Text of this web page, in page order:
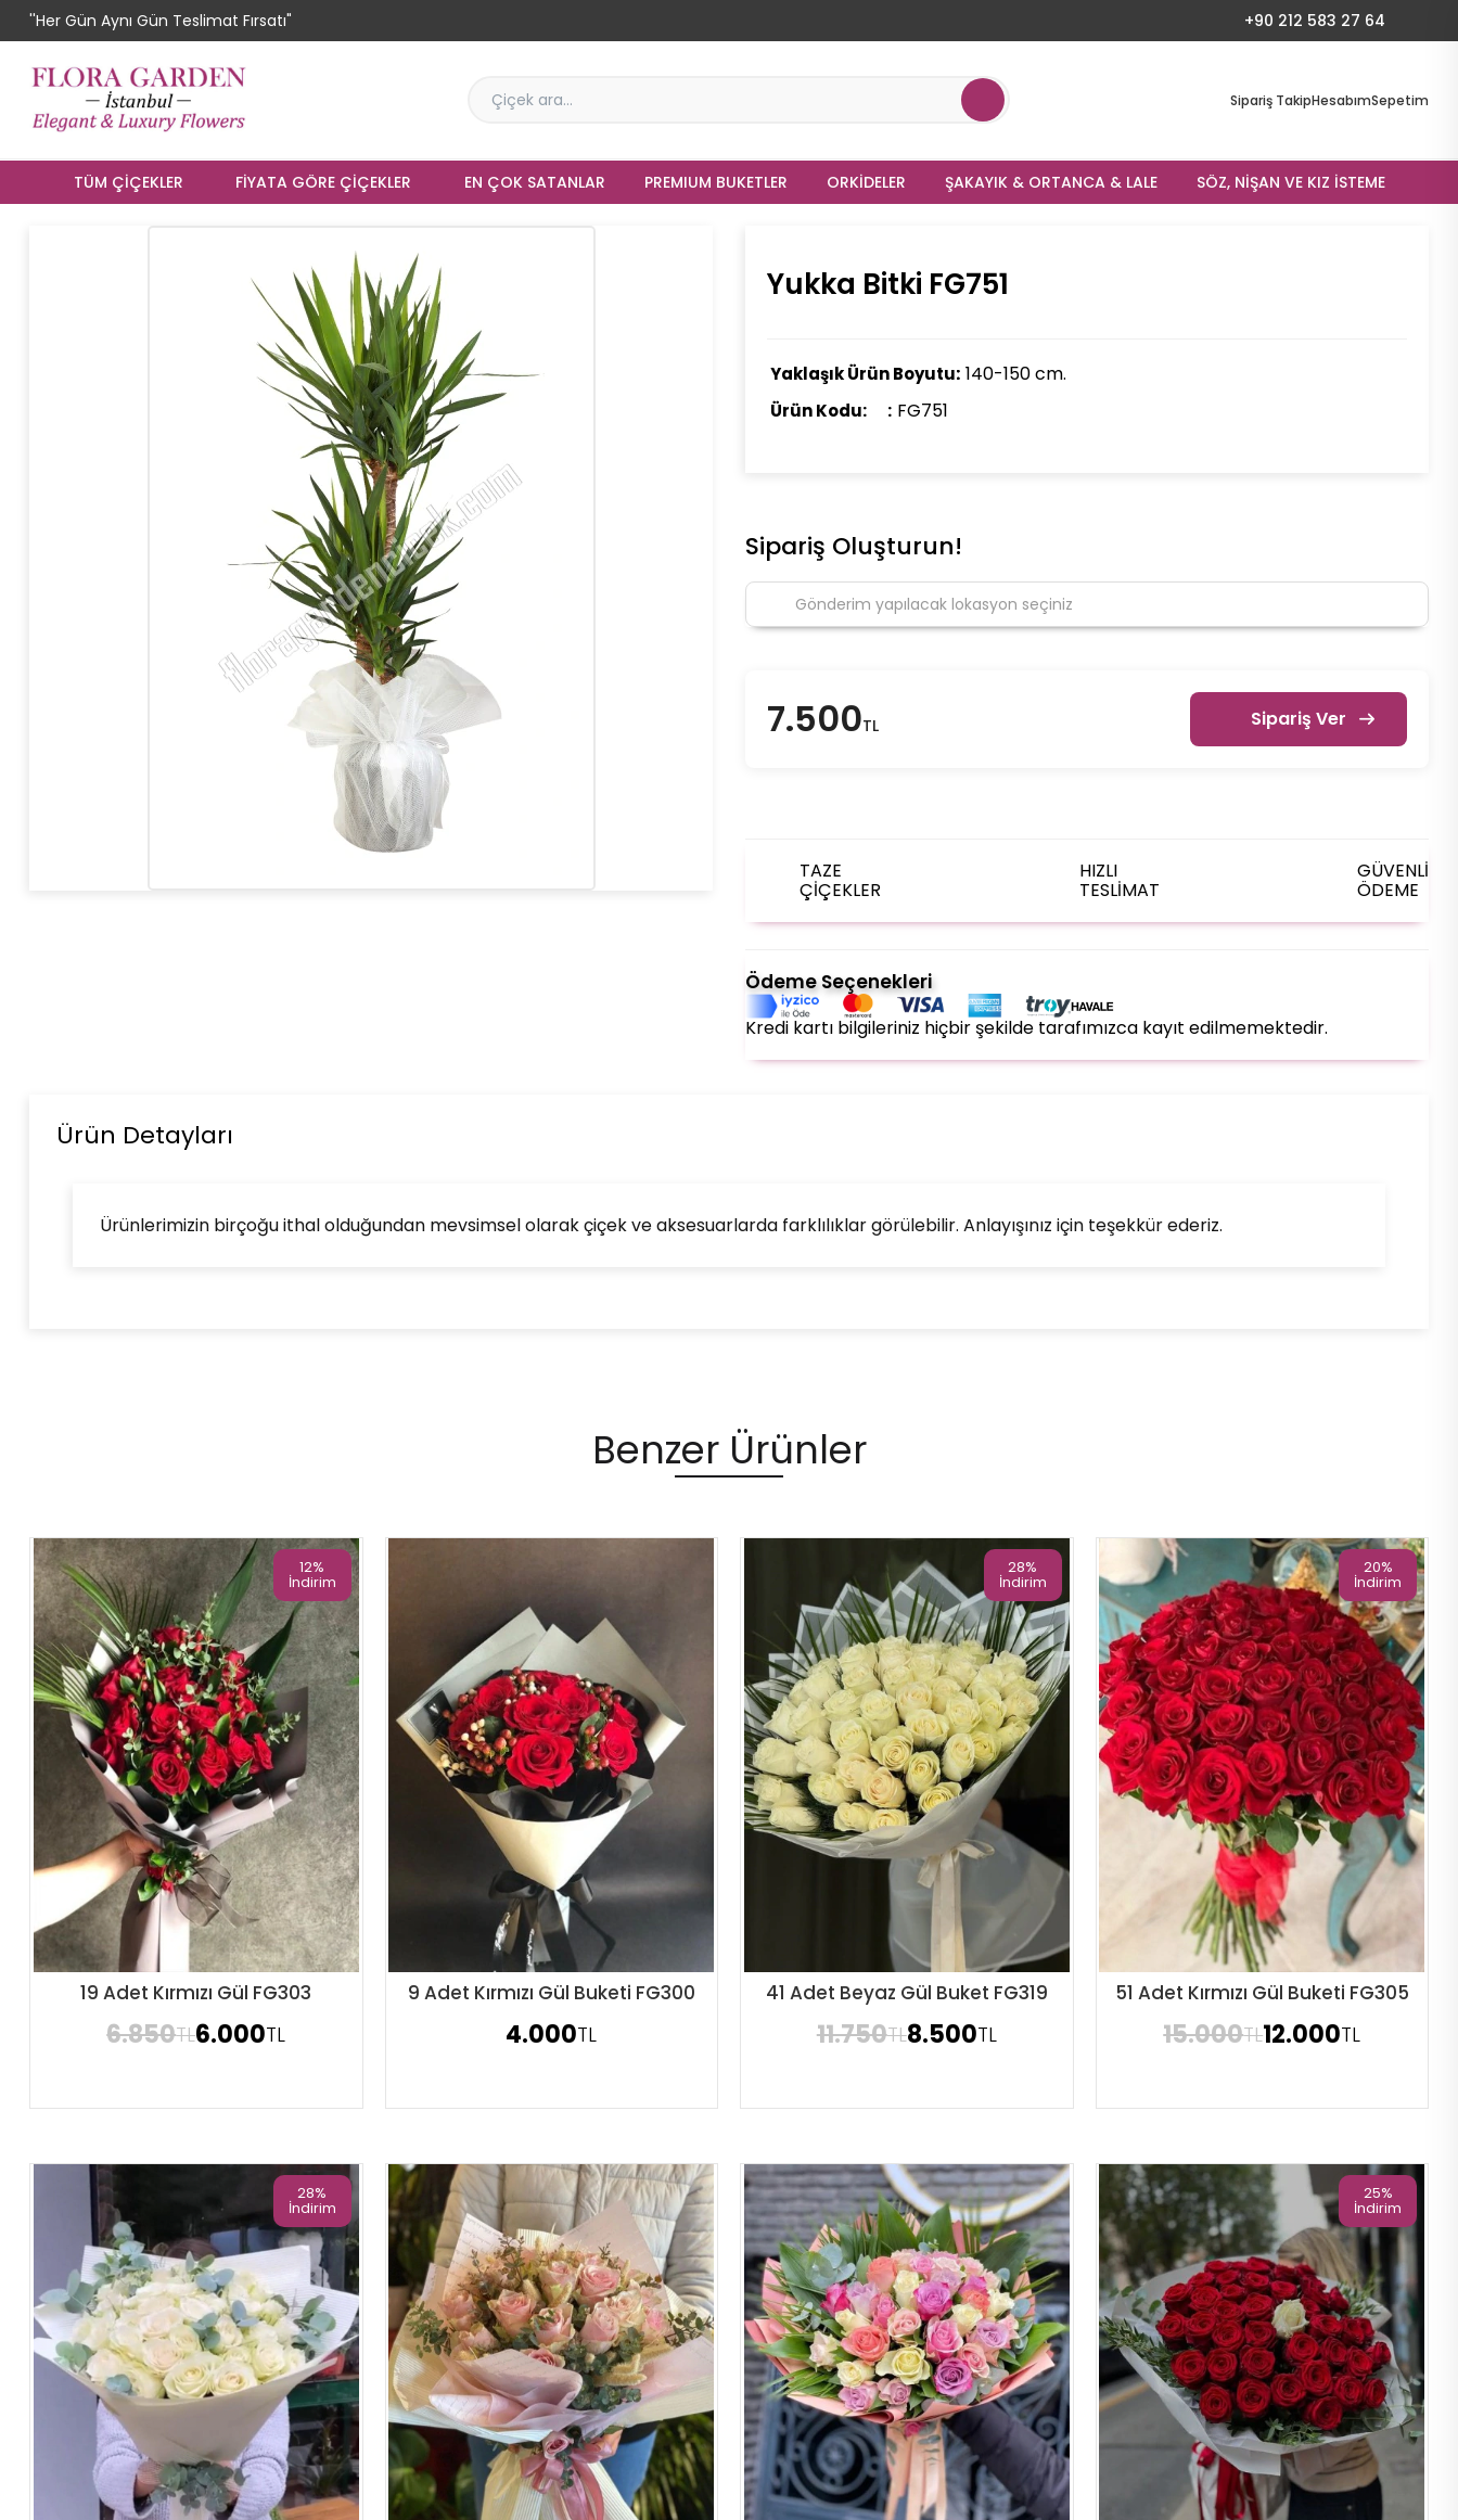
''Her Gün Aynı Gün Teslimat Fırsatı" +90 212 583 27 64
Sipariş TakipHesabımSepetim
TÜM ÇIÇEKLER FIYATA GÖRE ÇIÇEKLER EN ÇOK SATANLAR PREMIUM BUKETLER ORKIDELER ŞAKAYIK & ORTANCA & LALE SÖZ, NIŞAN VE KIZ İSTEME
Yukka Bitki FG751
Yaklaşık Ürün Boyutu: 140-150 cm.
Ürün Kodu: FG751
Sipariş Oluşturun!
7.500TL Sipariş Ver
TAZE
ÇİÇEKLER
HIZLI
TESLİMAT
GÜVENLİ
ÖDEME
Ödeme Seçenekleri
Kredi kartı bilgileriniz hiçbir şekilde tarafımızca kayıt edilmemektedir.
Ürün Detayları
Ürünlerimizin birçoğu ithal olduğundan mevsimsel olarak çiçek ve aksesuarlarda farklılıklar görülebilir. Anlayışınız için teşekkür ederiz.
Benzer Ürünler
12%
İndirim
Sipariş Ver
19 Adet Kırmızı Gül FG303
6.850TL6.000TL
Sipariş Ver
9 Adet Kırmızı Gül Buketi FG300
4.000TL
28%
İndirim
Sipariş Ver
41 Adet Beyaz Gül Buket FG319
11.750TL8.500TL
20%
İndirim
Sipariş Ver
51 Adet Kırmızı Gül Buketi FG305
15.000TL12.000TL
28%
İndirim
25%
İndirim